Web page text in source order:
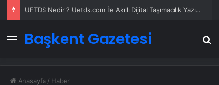
UETDS Nedir ? Uetds.com İle Akıllı Dijital Taşımacılık Yazılımı
Menü
Başkent Gazetesi
Anasayfa / Haber